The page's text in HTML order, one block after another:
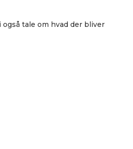
tale om hvad der bliver